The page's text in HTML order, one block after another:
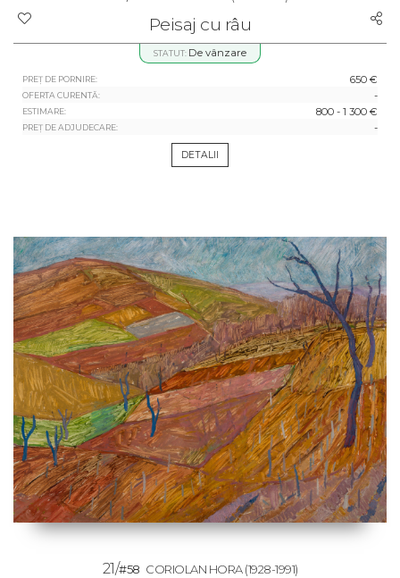
Peisaj cu râu
STATUT: De vânzare
PREȚ DE PORNIRE: 650 €
OFERTA CURENTĂ: -
ESTIMARE: 800 - 1 300 €
PREȚ DE ADJUDECARE: -
DETALII
21/#58 CORIOLAN HORA(1928-1991)